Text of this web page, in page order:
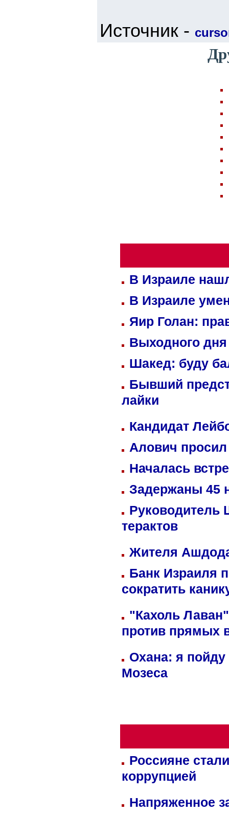
Источник -
В Израиле
В Израиле
Яир Голан:
Выходного
Шакед: буду
Бывший
лайки
Кандидат
Алович просил
Началась
Задержаны 45
Руководитель
терактов
Жителя
Банк Израиля
сократить
"Кахоль
против прямых
Охана: я пойду
Мозеса
Россияне
коррупцией
Напряженное